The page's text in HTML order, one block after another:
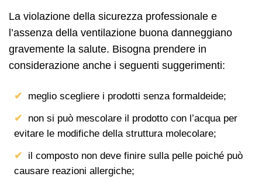
La violazione della sicurezza professionale e
l’assenza della ventilazione buona danneggiano
gravemente la salute. Bisogna prendere in
considerazione anche i seguenti suggerimenti:
meglio scegliere i prodotti senza formaldeide;
non si può mescolare il prodotto con l’acqua per
evitare le modifiche della struttura molecolare;
il composto non deve finire sulla pelle poiché può
causare reazioni allergiche;